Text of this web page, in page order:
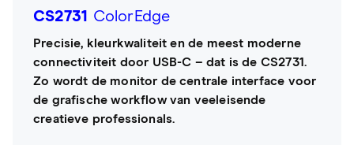
CS2731 ColorEdge
Precisie, kleurkwaliteit en de meest moderne
connectiviteit door USB-C – dat is de CS2731.
Zo wordt de monitor de centrale interface voor
de grafische workflow van veeleisende
creatieve professionals.